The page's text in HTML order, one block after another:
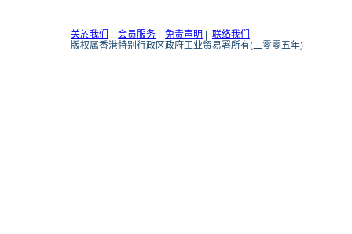
关於我们 会员服务 免责声明
联络我们
版权属香港特别行政区政府工业贸易署所有(二零零五年)